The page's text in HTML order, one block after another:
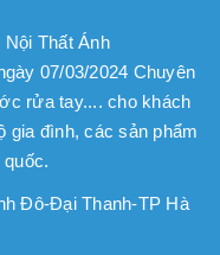
Thất Ánh
07/03/2024 Chuyên
rửa tay.... cho khách
gia đình, các sản phẩm
Đô-Đại Thanh-TP Hà